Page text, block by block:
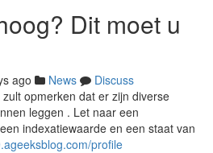
Dit moet u
ago News
Discuss
opmerken dat er zijn diverse
leggen . Let naar een
indexatiewaarde en een staat van
profile